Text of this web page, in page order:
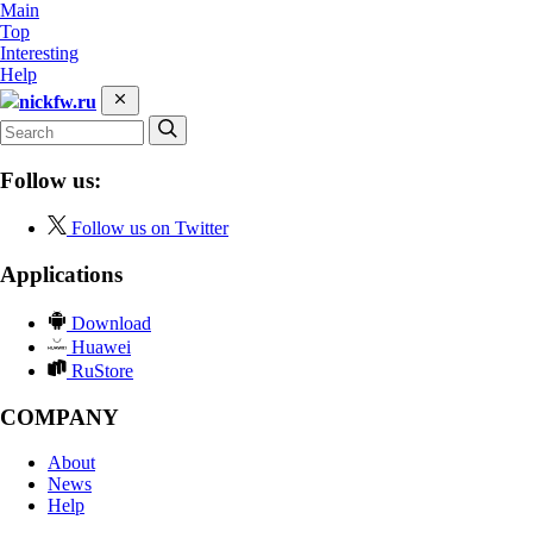
Main
Top
Interesting
Help
nickfw.ru
Follow us:
Follow us on Twitter
Applications
Download
Huawei
RuStore
COMPANY
About
News
Help